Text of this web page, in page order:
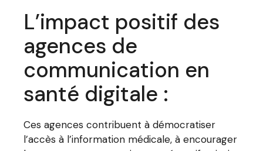
L’impact positif des
agences de
communication en
santé digitale :
Ces agences contribuent à démocratiser
l’accès à l’information médicale, à encourager